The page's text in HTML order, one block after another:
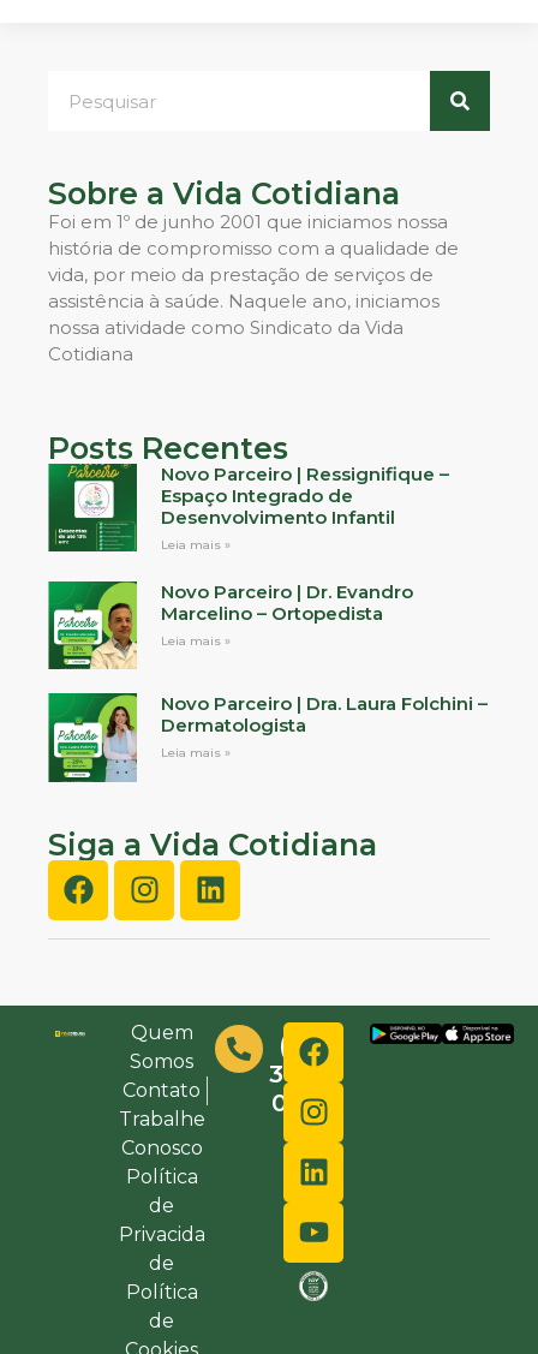
Sobre a Vida Cotidiana
Foi em 1º de junho 2001 que iniciamos nossa
história de compromisso com a qualidade de
vida, por meio da prestação de serviços de
assistência à saúde. Naquele ano, iniciamos
nossa atividade como Sindicato da Vida
Cotidiana
Posts Recentes
Novo Parceiro | Ressignifique –
Espaço Integrado de
Desenvolvimento Infantil
Leia mais »
Novo Parceiro | Dr. Evandro
Marcelino – Ortopedista
Leia mais »
Novo Parceiro | Dra. Laura Folchini –
Dermatologista
Leia mais »
Siga a Vida Cotidiana
Quem
Somos
Contato
Trabalhe
Conosco
Política
de
Privacida
de
Política
de
(48)
3632-
0000